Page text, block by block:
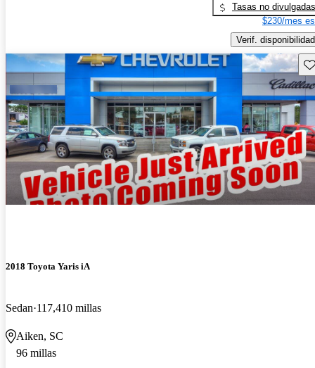
Tasas no divulgadas
$230/mes
Verif. disponibilidad
2018 Toyota Yaris iA
Sedan 117,410 millas
Aiken, SC
96 millas